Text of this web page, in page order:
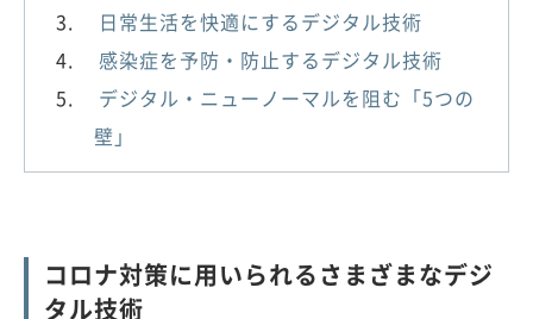
日常生活を快適にするデジタル技術
感染症を予防・防止するデジタル技術
デジタル・ニューノーマルを阻む「5つの
壁」
コロナ対策に用いられるさまざまなデジ
タル技術